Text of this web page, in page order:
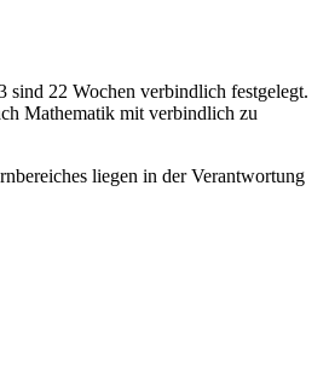
sind 22 Wochen verbindlich festgelegt.
Mathematik mit verbindlich zu
liegen in der Verantwortung